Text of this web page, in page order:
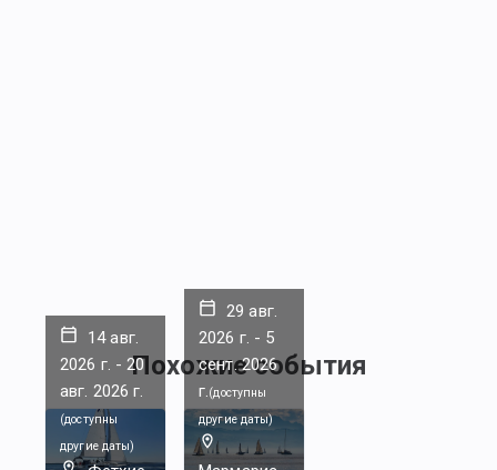
Похожие события
14 авг.
2026 г. - 20
авг. 2026 г.
(доступны
другие даты)
29 авг.
2026 г. - 5
сент. 2026
г.(доступны
другие даты)